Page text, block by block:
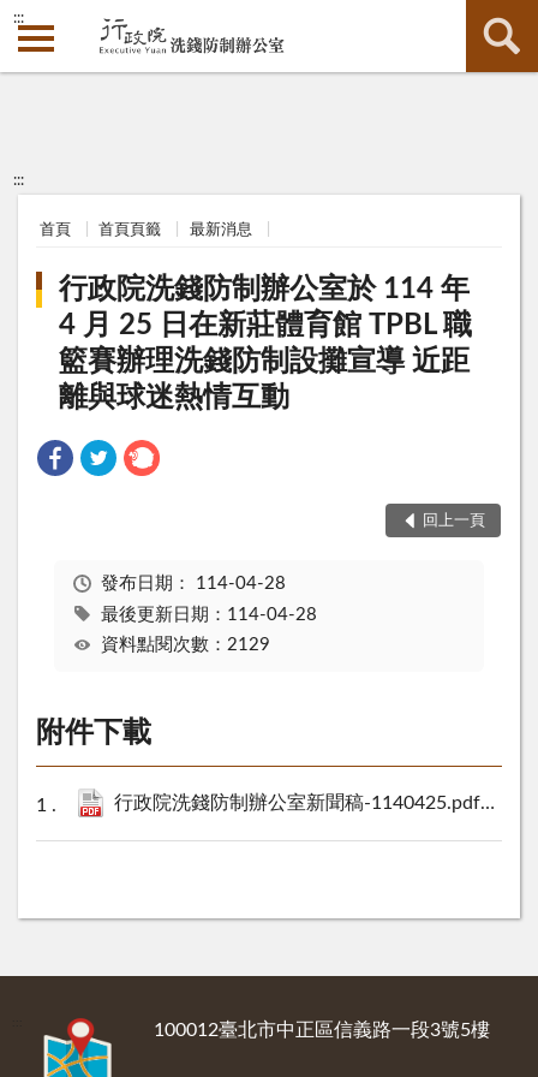
:::
:::
首頁 首頁頁籤 最新消息
行政院洗錢防制辦公室於 114 年
4 月 25 日在新莊體育館 TPBL 職
籃賽辦理洗錢防制設攤宣導 近距
離與球迷熱情互動
回上一頁
發布日期： 114-04-28
最後更新日期：114-04-28
資料點閱次數：2129
附件下載
行政院洗錢防制辦公室新聞稿-1140425.pdf 781 KB
100012臺北市中正區信義路一段3號5樓